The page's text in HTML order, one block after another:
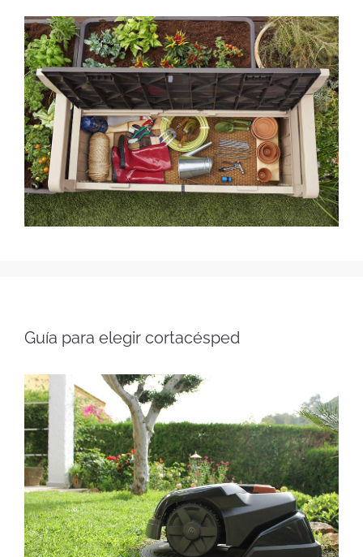
Guía para elegir cortacésped